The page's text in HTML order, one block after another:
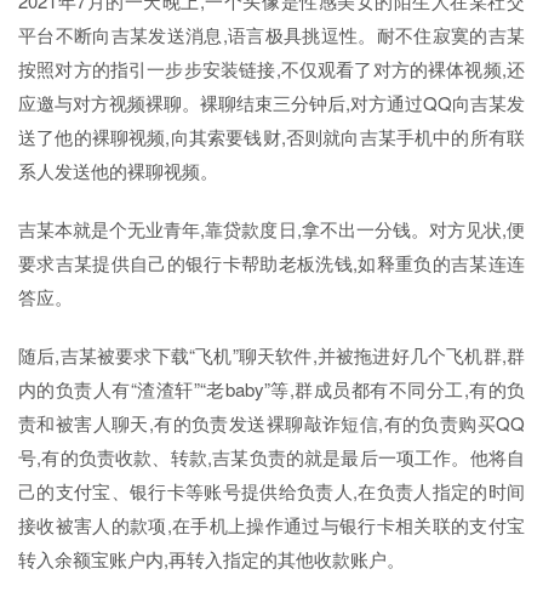
平台不断向吉某发送消息,语言极具挑逗性。耐不住寂寞的吉某
按照对方的指引一步步安装链接,不仅观看了对方的裸体视频,还
应邀与对方视频裸聊。裸聊结束三分钟后,对方通过QQ向吉某发
送了他的裸聊视频,向其索要钱财,否则就向吉某手机中的所有联
系人发送他的裸聊视频。
吉某本就是个无业青年,靠贷款度日,拿不出一分钱。对方见状,便
要求吉某提供自己的银行卡帮助老板洗钱,如释重负的吉某连连
答应。
随后,吉某被要求下载“飞机”聊天软件,并被拖进好几个飞机群,群
内的负责人有“渣渣轩”“老baby”等,群成员都有不同分工,有的负
责和被害人聊天,有的负责发送裸聊敲诈短信,有的负责购买QQ
号,有的负责收款、转款,吉某负责的就是最后一项工作。他将自
己的支付宝、银行卡等账号提供给负责人,在负责人指定的时间
接收被害人的款项,在手机上操作通过与银行卡相关联的支付宝
转入余额宝账户内,再转入指定的其他收款账户。